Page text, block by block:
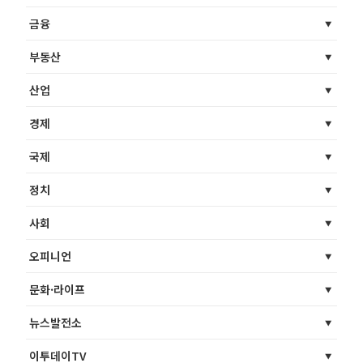
금융
부동산
산업
경제
국제
정치
사회
오피니언
문화·라이프
뉴스발전소
이투데이TV